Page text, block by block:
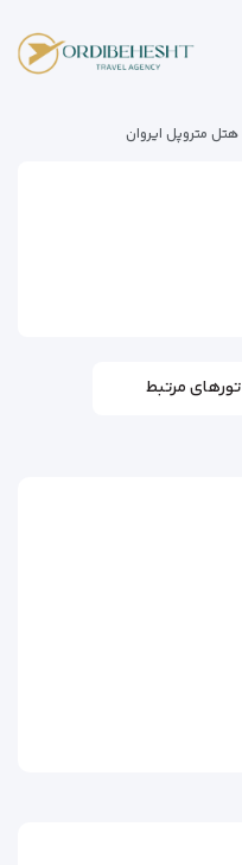
هتل متروپل ایروان
تورهای مرتبط